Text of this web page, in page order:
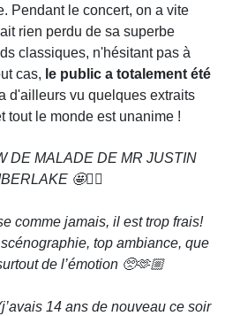
Pendant le concert, on a vite
rien perdu de sa superbe
classiques, n'hésitant pas à
cas, le public a totalement été
d'ailleurs vu quelques extraits
tout le monde est unanime !
DE MALADE DE MR JUSTIN
🤩❤️‍🔥
comme jamais, il est trop frais!
top ambiance, que
de l’émotion 🥺🫶🏼
14 ans de nouveau ce soir